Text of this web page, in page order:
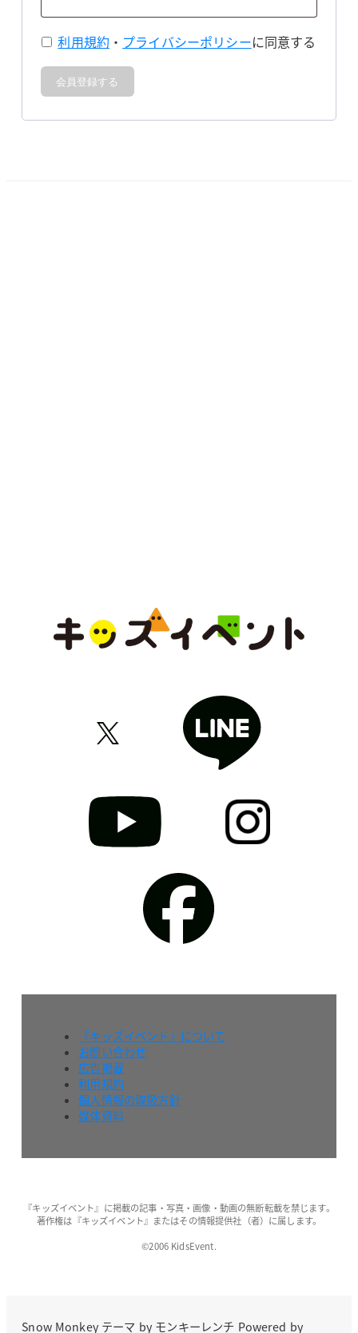
利用規約 ・ プライバシーポリシーに同意する
会員登録する
『キッズイベント』について
お問い合わせ
広告掲載
利用規約
個人情報の取扱方針
媒体資料
『キッズイベント』に掲載の記事・写真・画像・動画の無断転載を禁じます。
著作権は『キッズイベント』またはその情報提供社（者）に属します。
©2006 KidsEvent.
Snow Monkeyテーマ by モンキーレンチ Powered by